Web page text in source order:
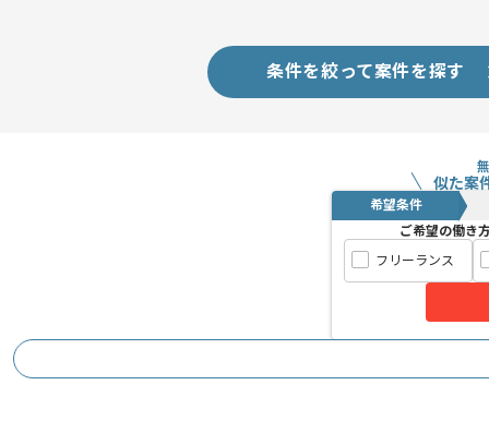
週1日リモートでの作業を想定しており
上流工程の経験が活かせる現場でござい
問題意識を持って業務設計、改善を主体
遂行していきたいという方にマッチす
条件を絞って案件を探す
似た案
希望条件
ご希望の働き
フリーランス